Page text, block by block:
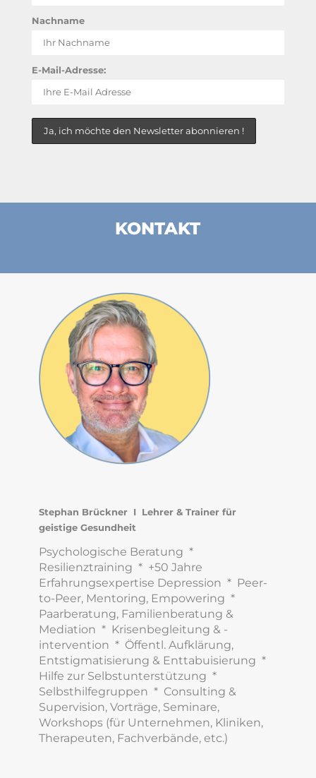
Nachname
E-Mail-Adresse:
KONTAKT
Stephan Brückner I Lehrer & Trainer für
geistige Gesundheit
Psychologische Beratung *
Resilienztraining * +50 Jahre
Erfahrungsexpertise Depression * Peer-
to-Peer, Mentoring, Empowering *
Paarberatung, Familienberatung &
Mediation * Krisenbegleitung & -
intervention * Öffentl. Aufklärung,
Entstigmatisierung & Enttabuisierung *
Hilfe zur Selbstunterstützung *
Selbsthilfegruppen * Consulting &
Supervision, Vorträge, Seminare,
Workshops (für Unternehmen, Kliniken,
Therapeuten, Fachverbände, etc.)